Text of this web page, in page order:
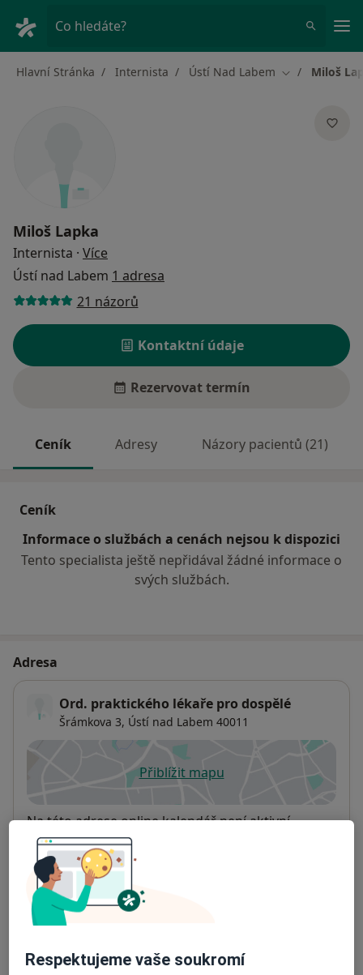
Co hledáte?
Hlavní Stránka Internista Ústí Nad Labem Změna města
Miloš
Miloš Lapka
Internista · Více
Ústí nad Labem 1 adresa
21 názorů
Kontaktní údaje
Rezervovat termín
Ceník Adresy Názory pacientů (21)
Ceník
Informace o službách a cenách nejsou k dispozici
Tento specialista ještě nepřidával žádné informace o
svých službách.
Adresa
Ord. praktického lékaře pro dospělé
Šrámkova 3, Ústí nad Labem 40011
Přiblížit mapuse otevře v nové záložce
Dostupnost
Na této adrese online kalendář není aktivní
Co mám v takové situaci udělat?
Způsoby platby (soukromé návštěvy)
Na teto adrese lékař přijímá pacienty na pojišťovnu
Respektujeme vaše soukromí